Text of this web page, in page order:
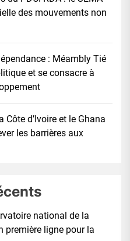
des mouvements non
: Méambly Tié
et se consacre à
d’Ivoire et le Ghana
les barrières aux
national de la
première ligne pour la